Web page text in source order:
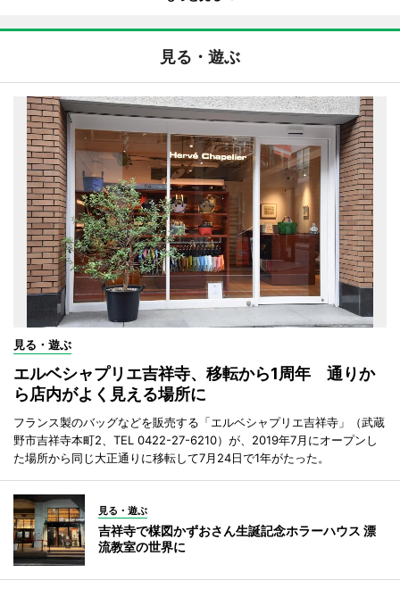
見る・遊ぶ
見る・遊ぶ
エルベシャプリエ吉祥寺、移転から1周年 通りか
ら店内がよく見える場所に
フランス製のバッグなどを販売する「エルベシャプリエ吉祥寺」（武蔵
野市吉祥寺本町2、TEL 0422-27-6210）が、2019年7月にオープンし
た場所から同じ大正通りに移転して7月24日で1年がたった。
見る・遊ぶ
吉祥寺で楳図かずおさん生誕記念ホラーハウス 漂
流教室の世界に